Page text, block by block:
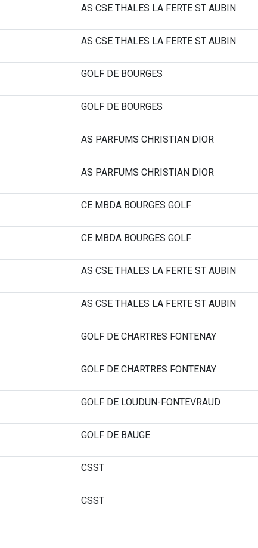
AS CSE THALES LA FERTE ST AUBIN
AS CSE THALES LA FERTE ST AUBIN
GOLF DE BOURGES
GOLF DE BOURGES
AS PARFUMS CHRISTIAN DIOR
AS PARFUMS CHRISTIAN DIOR
CE MBDA BOURGES GOLF
CE MBDA BOURGES GOLF
AS CSE THALES LA FERTE ST AUBIN
AS CSE THALES LA FERTE ST AUBIN
GOLF DE CHARTRES FONTENAY
GOLF DE CHARTRES FONTENAY
GOLF DE LOUDUN-FONTEVRAUD
GOLF DE BAUGE
CSST
CSST